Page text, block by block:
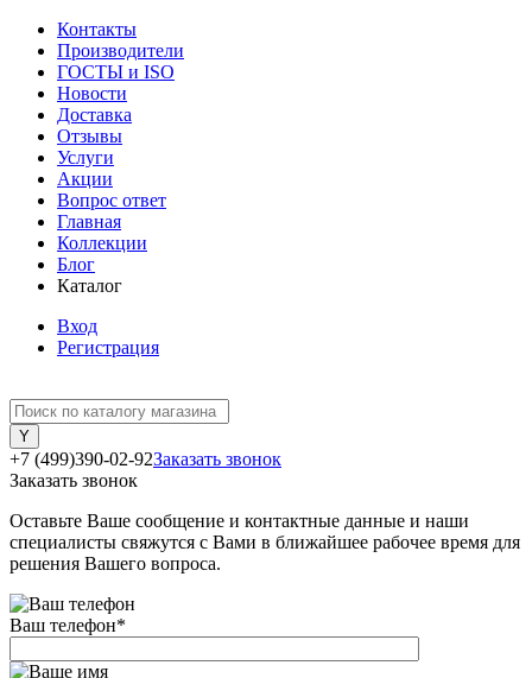
Контакты
Производители
ГОСТЫ и ISO
Новости
Доставка
Отзывы
Услуги
Акции
Вопрос ответ
Главная
Коллекции
Блог
Каталог
Вход
Регистрация
+7 (499)390-02-92Заказать звонок
Заказать звонок
Оставьте Ваше сообщение и контактные данные и наши
специалисты свяжутся с Вами в ближайшее рабочее время для
решения Вашего вопроса.
Ваш телефон*